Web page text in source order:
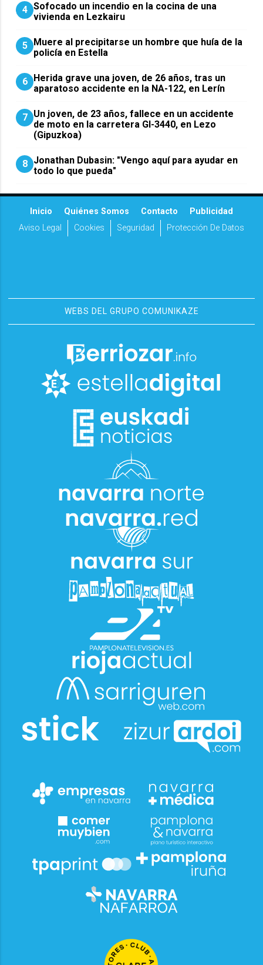
4 Sofocado un incendio en la cocina de una
vivienda en Lezkairu
5 Muere al precipitarse un hombre que huía de la
policía en Estella
6 Herida grave una joven, de 26 años, tras un
aparatoso accidente en la NA-122, en Lerín
7 Un joven, de 23 años, fallece en un accidente
de moto en la carretera GI-3440, en Lezo
(Gipuzkoa)
8 Jonathan Dubasin: "Vengo aquí para ayudar en
todo lo que pueda"
Inicio Quiénes Somos Contacto
Publicidad
Aviso Legal
Cookies Seguridad Protección De Datos
WEBS DEL GRUPO COMUNIKAZE